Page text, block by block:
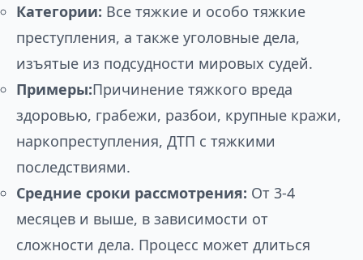
Категории: Все тяжкие и особо тяжкие
преступления, а также уголовные дела,
изъятые из подсудности мировых судей.
Примеры:Причинение тяжкого вреда
здоровью, грабежи, разбои, крупные кражи,
наркопреступления, ДТП с тяжкими
последствиями.
Средние сроки рассмотрения: От 3-4
месяцев и выше, в зависимости от
сложности дела. Процесс может длиться